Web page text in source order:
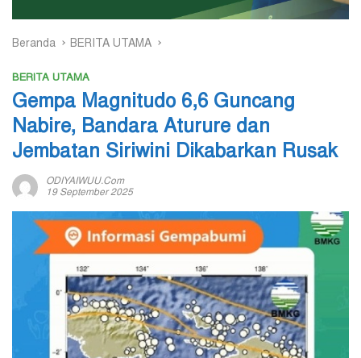
Beranda BERITA UTAMA
BERITA UTAMA
Gempa Magnitudo 6,6 Guncang
Nabire, Bandara Aturure dan
Jembatan Siriwini Dikabarkan Rusak
ODIYAIWUU.com
19 September 2025